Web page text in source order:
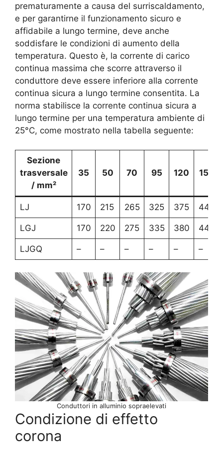
prematuramente a causa del surriscaldamento,
e per garantirne il funzionamento sicuro e
affidabile a lungo termine, deve anche
soddisfare le condizioni di aumento della
temperatura. Questo è, la corrente di carico
continua massima che scorre attraverso il
conduttore deve essere inferiore alla corrente
continua sicura a lungo termine consentita. La
norma stabilisce la corrente continua sicura a
lungo termine per una temperatura ambiente di
25°C, come mostrato nella tabella seguente:
Sezione
trasversale
/ mm²
35 50 70 95 120 150
LJ 170 215 265 325 375 440
LGJ 170 220 275 335 380 445
LJGQ – – – – – –
Conduttori in alluminio sopraelevati
Condizione di effetto
corona